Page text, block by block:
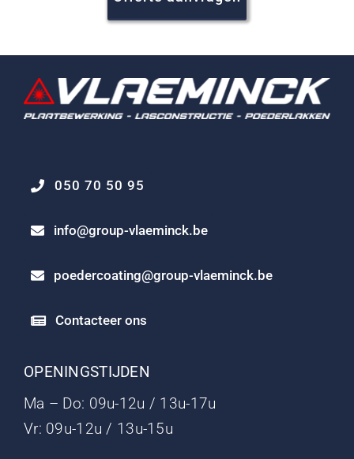
050 70 50 95
info@group-vlaeminck.be
poedercoating@group-vlaeminck.be
Contacteer ons
OPENINGSTIJDEN
Ma – Do: 09u-12u / 13u-17u
Vr: 09u-12u / 13u-15u